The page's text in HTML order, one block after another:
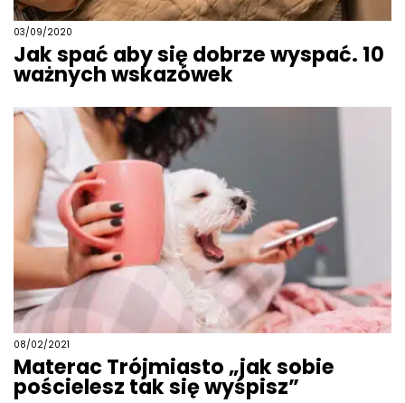
03/09/2020
Jak spać aby się dobrze wyspać. 10
ważnych wskazówek
08/02/2021
Materac Trójmiasto „jak sobie
pościelesz tak się wyśpisz”